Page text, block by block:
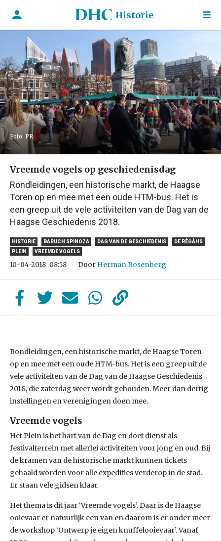
Historie
Foto: PR
Vreemde vogels op geschiedenisdag
Rondleidingen, een historische markt, de Haagse
Toren op en mee met een oude HTM-bus. Het is
een greep uit de vele activiteiten van de Dag van de
Haagse Geschiedenis 2018.
HISTORIE BARUCH SPINOZA DAG VAN DE GESCHIEDENIS
DE RÈGÂHS
PLEIN
VREEMDE VOGELS
10-04-2018 08:58 Door Herman Rosenberg
Rondleidingen, een historische markt, de Haagse Toren
op en mee met een oude HTM-bus. Het is een greep uit de
vele activiteiten van de Dag van de Haagse Geschiedenis
2018, die zaterdag weer wordt gehouden. Meer dan dertig
instellingen en verenigingen doen mee.
Vreemde vogels
Het Plein is het hart van de Dag en doet dienst als
festivalterrein met allerlei activiteiten voor jong en oud. Bij
de kramen van de historische markt kunnen tickets
gehaald worden voor alle expedities verderop in de stad.
Er staan vele gidsen klaar.
Het thema is dit jaar ‘Vreemde vogels’. Daar is de Haagse
ooievaar er natuurlijk een van en daarom is er onder meer
de workshop ‘Ontwerp je eigen knuffelooievaar’. Vanaf